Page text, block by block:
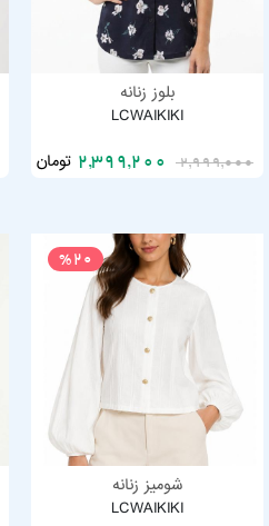
بلوز زنانه
LCWAIKIKI
2,999,000 تومان
%20
شومیز زنانه
LCWAIKIKI